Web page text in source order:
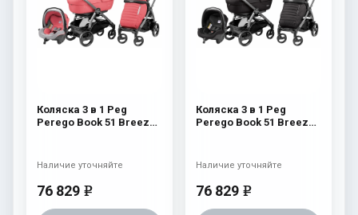
Коляска 3 в 1 Peg
Perego Book 51 Breeze
76 829 e
Наличие уточняйте
Коляска 3 в 1 Peg
Perego Book 51 Breeze
76 829 e
Наличие уточняйте